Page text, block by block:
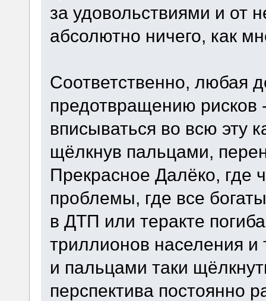
за удовольствиями и от
абсолютно ничего, как
Соответственно, любая
предотвращению
вписываться во всю эту
щёлкнув пальцами,
Прекрасное Далёко, где
проблемы, где все
в ДТП или теракте
триллионов населения и
и пальцами таки
перспектива постоянно